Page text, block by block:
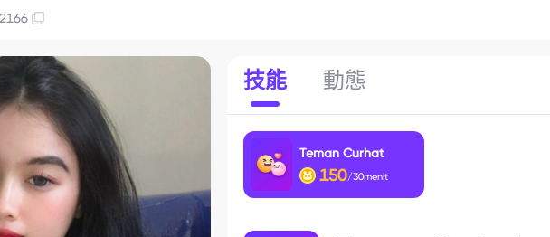
技能 動態
Teman Curhat
150/30menit